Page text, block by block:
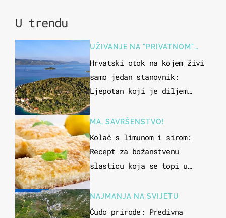
U trendu
UŽIVANJE NA "PRIVATNOM"
OTOKU
Hrvatski otok na kojem živi
samo jedan stanovnik:
Ljepotan koji je diljem
"bijelom zlatu"
MA, SAVRŠENSTVO!
Kolač s limunom i sirom:
Recept za božanstvenu
slasticu koja se topi u
NAJMANJA NA SVIJETU
Čudo prirode: Predivna